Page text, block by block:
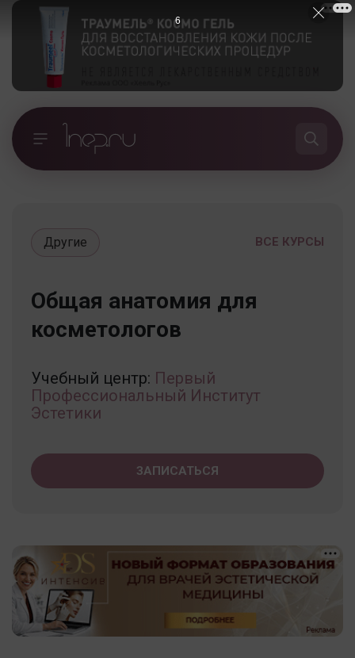
ВСЕ КУРСЫ
Другие
Общая анатомия для
косметологов
Учебный центр: Первый
Профессиональный Институт
Эстетики
ЗАПИСАТЬСЯ
5